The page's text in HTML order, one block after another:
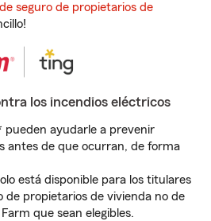
seguro de propietarios de
los incendios eléctricos
pueden ayudarle a prevenir
antes de que ocurran, de forma
está disponible para los titulares
de propietarios de vivienda no de
que sean elegibles.